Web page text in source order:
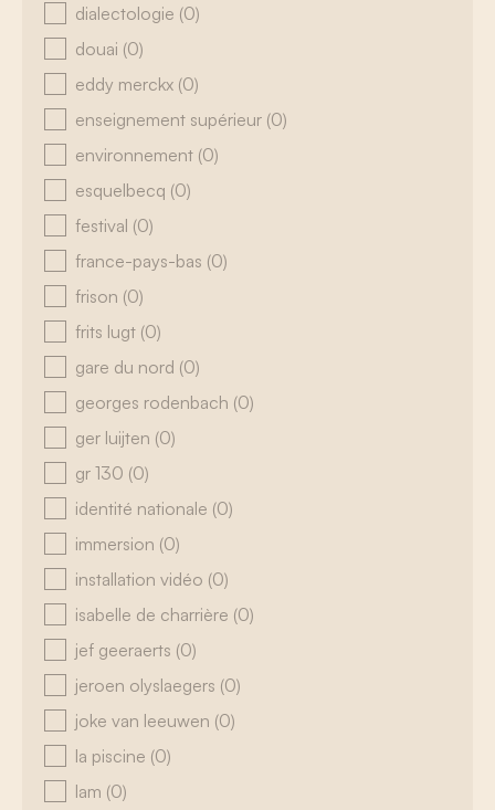
dialectologie (0)
douai (0)
eddy merckx (0)
enseignement supérieur (0)
environnement (0)
esquelbecq (0)
festival (0)
france-pays-bas (0)
frison (0)
frits lugt (0)
gare du nord (0)
georges rodenbach (0)
ger luijten (0)
gr 130 (0)
identité nationale (0)
immersion (0)
installation vidéo (0)
isabelle de charrière (0)
jef geeraerts (0)
jeroen olyslaegers (0)
joke van leeuwen (0)
la piscine (0)
lam (0)